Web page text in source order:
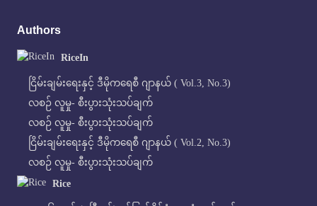
Authors
RiceIn
ငြိမ်းချမ်းရေးနှင့် ဒီမိုကရေစီ ဂျာနယ် ( Vol.3, No.3)
လစဉ် လူမှု- စီးပွားသုံးသပ်ချက်
လစဉ် လူမှု- စီးပွားသုံးသပ်ချက်
ငြိမ်းချမ်းရေးနှင့် ဒီမိုကရေစီ ဂျာနယ် ( Vol.2, No.3)
လစဉ် လူမှု- စီးပွားသုံးသပ်ချက်
Rice